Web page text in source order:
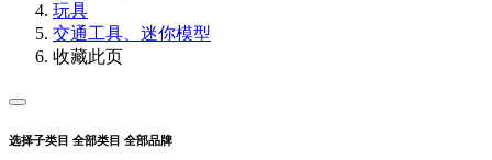
玩具
交通工具、迷你模型
收藏此页
选择子类目 全部类目 全部品牌